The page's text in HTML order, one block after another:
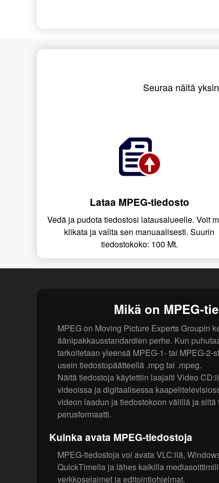
Seuraa näitä
Lataa MPEG-tiedosto
Vedä ja pudota tiedostosi latausalueelle. Voit
klikata ja valita sen manuaalisesti. Suurin
tiedostokoko: 100 Mt.
Mikä on MPEG-
MPEG on Moving Picture Experts Groupin
äänipakkausstandardien perhe. Kun
tarkoitetaan yleensä MPEG-1- tai MPEG-2-
usein tiedostopäätteellä .mpg tai .mpeg.
Näitä tiedostoja käytettiin laajalti Video
videoissa ja digitaalisessa
videon laadun ja tiedostokoon välillä ja
perusformaatti.
Kuinka avata MPEG-tiedostoja
MPEG-tiedostoja voi avata VLC:llä,
QuickTimella ja lähes kaikilla
verkkoselaimet ja editointiohjelmat.